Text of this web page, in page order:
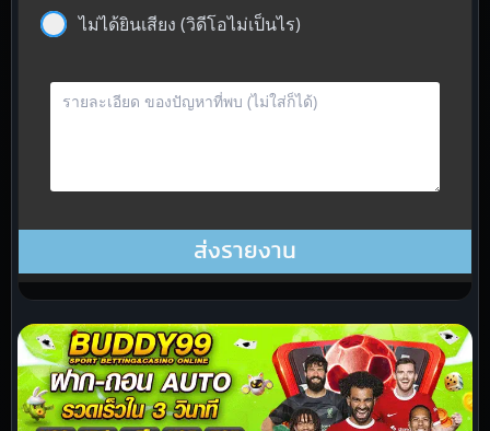
ไม่ได้ยินเสียง (วิดีโอไม่เป็นไร)